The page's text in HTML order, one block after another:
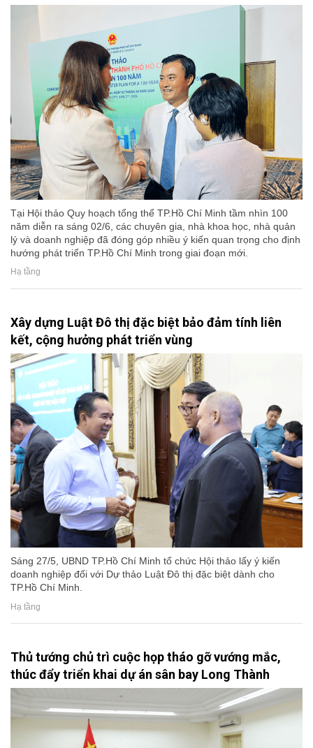
Tại Hội thảo Quy hoạch tổng thể TP.Hồ Chí Minh tầm nhìn 100
năm diễn ra sáng 02/6, các chuyên gia, nhà khoa học, nhà quản
lý và doanh nghiệp đã đóng góp nhiều ý kiến quan trọng cho định
hướng phát triển TP.Hồ Chí Minh trong giai đoạn mới.
Hạ tầng
Xây dựng Luật Đô thị đặc biệt bảo đảm tính liên
kết, cộng hưởng phát triển vùng
Sáng 27/5, UBND TP.Hồ Chí Minh tổ chức Hội thảo lấy ý kiến
doanh nghiệp đối với Dự thảo Luật Đô thị đặc biệt dành cho
TP.Hồ Chí Minh.
Hạ tầng
Thủ tướng chủ trì cuộc họp tháo gỡ vướng mắc,
thúc đẩy triển khai dự án sân bay Long Thành